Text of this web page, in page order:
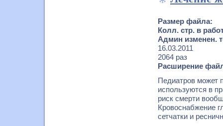
Размер файла:
Колл. стр. в
Админ изменен.
16.03.2011
2064 раз
Расширение
Педиатров может
используются в
риск смерти
Кровоснабжение
сетчатки и